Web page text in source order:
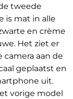
tweede
is mat in alle
en crème
Het ziet er
aan de
geplaatst en
uit.
vorige model